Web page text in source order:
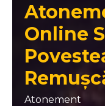
Online
Atonement